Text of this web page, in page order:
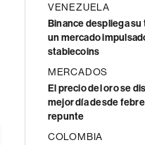
VENEZUELA
Binance despliega
un mercado
stablecoins
MERCADOS
El precio del oro se
mejor día desde
repunte
COLOMBIA